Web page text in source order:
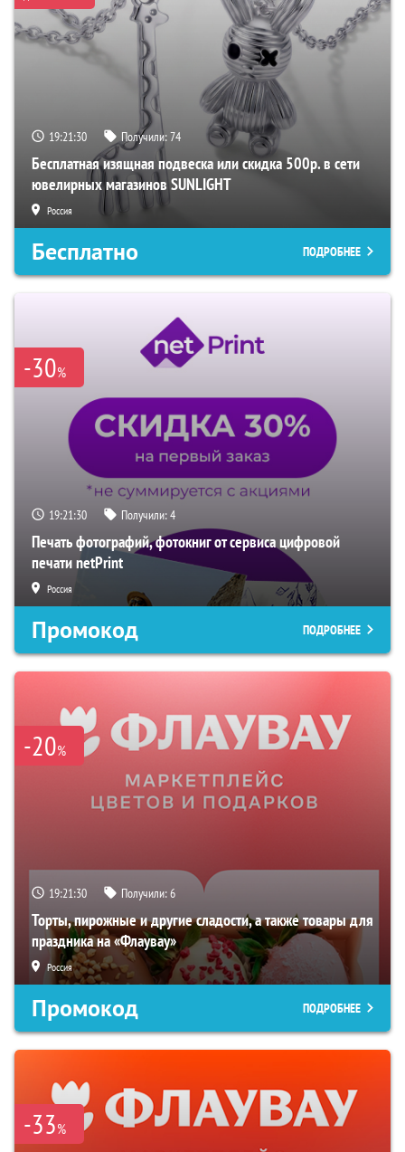
19:21:29 Получили:74
Бесплатная изящная подвеска или скидка 500р. в сети
ювелирных магазинов SUNLIGHT
Россия
Бесплатно ПОДРОБНЕЕ
-30%
19:21:29 Получили:4
Печать фотографий, фотокниг от сервиса цифровой
печати netPrint
Россия
Промокод ПОДРОБНЕЕ
-20%
19:21:29 Получили:6
Торты, пирожные и другие сладости, а также товары для
праздника на «Флаувау»
Россия
Промокод ПОДРОБНЕЕ
-33%